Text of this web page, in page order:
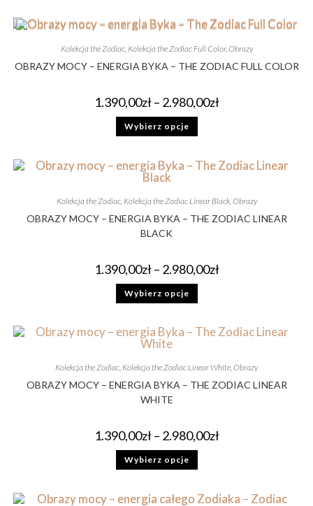
Kolekcja the Zodiac, Kolekcja the Zodiac Full Color,Obrazy
OBRAZY MOCY – ENERGIA BYKA – THE ZODIAC FULL COLOR
1.390,00zł – 2.980,00zł
Wybierz opcje
Kolekcja the Zodiac, Kolekcja the Zodiac Linear Black, Obrazy
OBRAZY MOCY – ENERGIA BYKA – THE ZODIAC LINEAR
BLACK
1.390,00zł – 2.980,00zł
Wybierz opcje
Kolekcja the Zodiac, Kolekcja the Zodiac Linear White,Obrazy
OBRAZY MOCY – ENERGIA BYKA – THE ZODIAC LINEAR
WHITE
1.390,00zł – 2.980,00zł
Wybierz opcje